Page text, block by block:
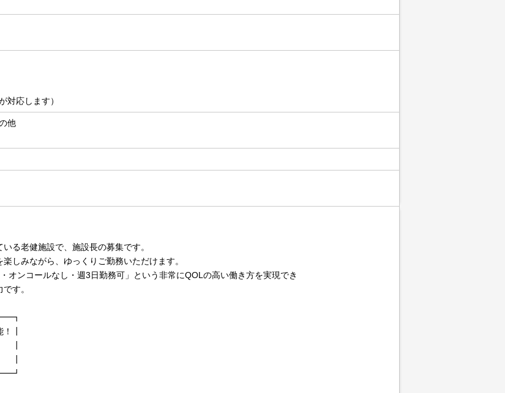
対応します）
他
る老健施設で、施設長の募集です。
しみながら、ゆっくりご勤務いただけます。
オンコールなし・週3日勤務可」という非常にQOLの高い働き方を実現でき
す。
！┃
┃
┃